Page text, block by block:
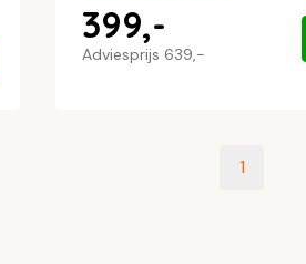
Adviesprijs 639,-
399,-
1